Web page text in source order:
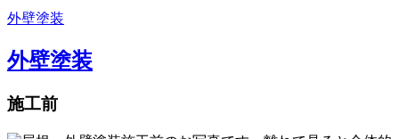
外壁塗装
外壁塗装
施工前